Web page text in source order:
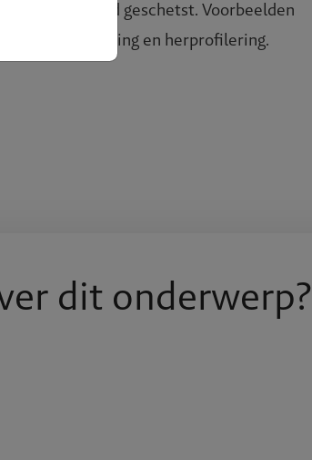
het gebied geschetst. Voorbeelden
revitalisering en herprofilering.
dit onderwerp?